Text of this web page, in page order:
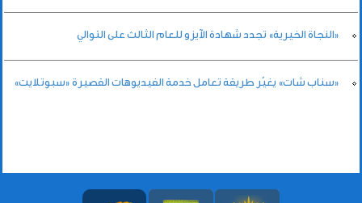
«النجاة الخيرية» تجدد شهادة الآيزو للعام الثالث على التوالي
«سناب شات» يغيّر طريقة تعامل خدمة الفيديوهات القصيرة «سبوتلايت»